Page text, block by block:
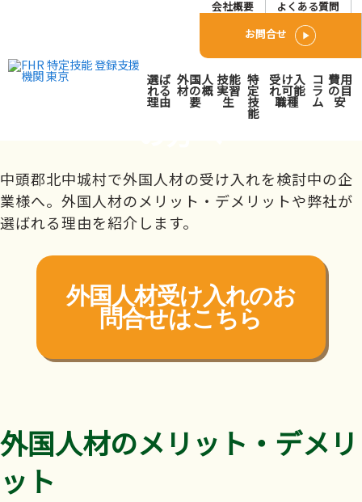
会社概要
よくある質問
お問合せ
選ば
れる
理由
外国人
材の概
要
技能
実習
生
特
定
技
能
受け入
れ可能
職種
コ
ラ
ム
費用
の目
安
中頭郡北中城村で外国人人
材派遣･紹介会社をお探し
中頭郡北中城村で外国人材の受け入れを検討中の企
業様へ。外国人材のメリット・デメリットや弊社が
選ばれる理由を紹介します。
外国人材受け入れのお
問合せはこちら
外国人材のメリット・デメリ
ット